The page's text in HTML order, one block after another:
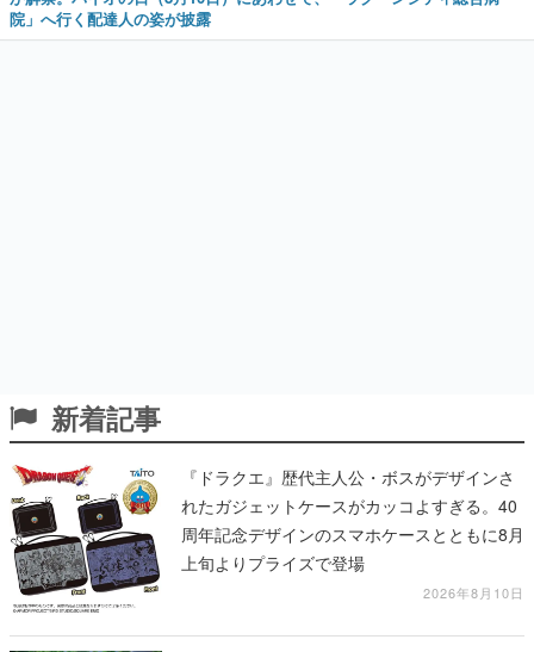
院」へ行く配達人の姿が披露
新着記事
『ドラクエ』歴代主人公・ボスがデザインさ
れたガジェットケースがカッコよすぎる。40
周年記念デザインのスマホケースとともに8月
上旬よりプライズで登場
2026年8月10日